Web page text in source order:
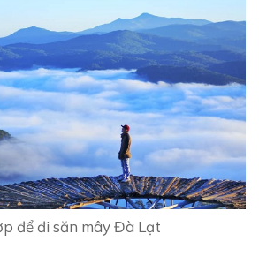
để đi săn mây Đà Lạt